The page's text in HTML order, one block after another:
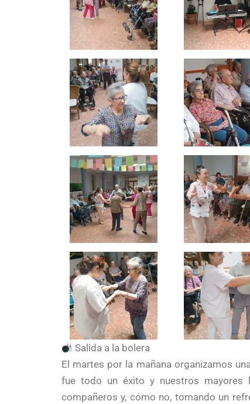
Salida a la bolera
El martes por la mañana organizamos
fue todo un éxito y nuestros mayores
compañeros y, cómo no, tomando un